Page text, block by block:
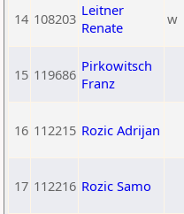
14 108203 Leitner
Renate
w
15 119686 Pirkowitsch
Franz
16 112215 Rozic Adrijan
17 112216 Rozic Samo